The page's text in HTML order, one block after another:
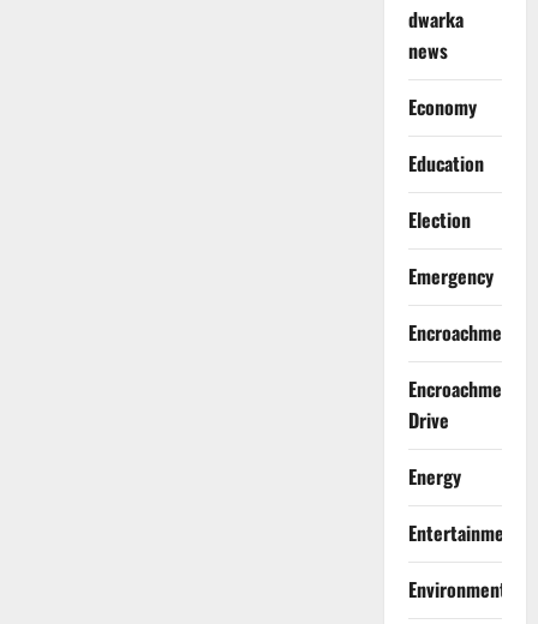
dwarka
news
Economy
Education
Election
Emergency
Encroachment
Encroachment
Drive
Energy
Entertainment
Environment